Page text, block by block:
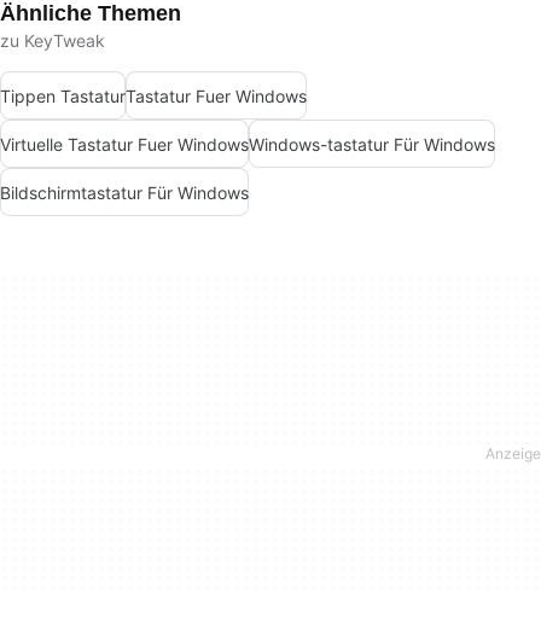
Ähnliche Themen
zu KeyTweak
Tippen TastaturTastatur Fuer Windows
Virtuelle Tastatur Fuer WindowsWindows-tastatur Für Windows
Bildschirmtastatur Für Windows